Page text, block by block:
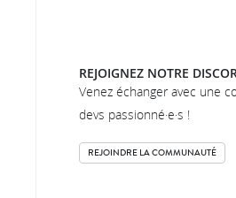
REJOIGNEZ NOTRE
Venez échanger avec une
devs passionné·e·s !
REJOINDRE LA COMMUNAUTÉ